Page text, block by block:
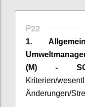
P22
1.
(M) -
Kriterien/
Änderungen/